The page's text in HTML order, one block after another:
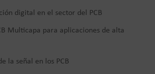
digital en el sector del PCB
Multicapa para aplicaciones de alta
la señal en los PCB